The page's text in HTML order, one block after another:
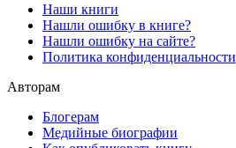
Наши книги
Нашли ошибку в книге?
Нашли ошибку на сайте?
Политика конфиденциальности
Авторам
Блогерам
Медийные биографии